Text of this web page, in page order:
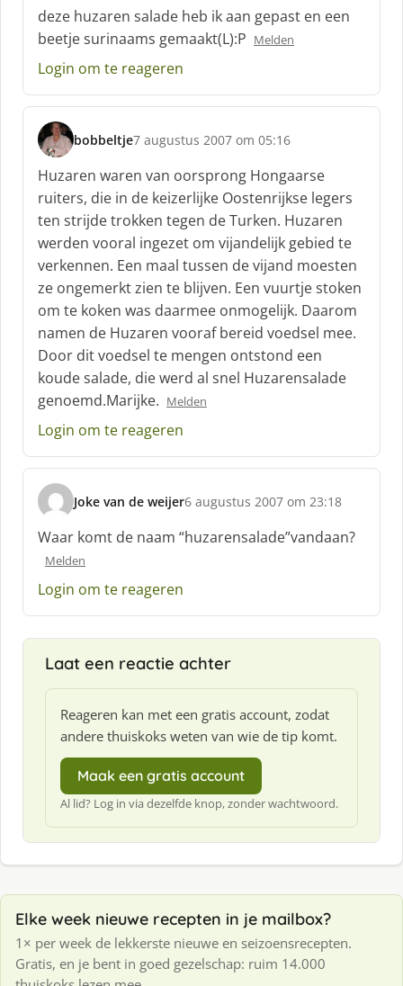
e
f
deze huzaren salade heb ik aan gepast en een
beetje surinaams gemaakt(L):P Melden
Login om te reageren
bobbeltje
s
c
h
r
e
e
f
7 augustus 2007 om 05:16
Huzaren waren van oorsprong Hongaarse
ruiters, die in de keizerlijke Oostenrijkse legers
ten strijde trokken tegen de Turken. Huzaren
werden vooral ingezet om vijandelijk gebied te
verkennen. Een maal tussen de vijand moesten
ze ongemerkt zien te blijven. Een vuurtje stoken
om te koken was daarmee onmogelijk. Daarom
namen de Huzaren vooraf bereid voedsel mee.
Door dit voedsel te mengen ontstond een
koude salade, die werd al snel Huzarensalade
genoemd.Marijke. Melden
Login om te reageren
Joke van de weijer
s
c
h
e
:
6 augustus 2007 om 23:18
Waar komt de naam “huzarensalade”vandaan?
Melden
Login om te reageren
Laat een reactie achter
Reageren kan met een gratis account, zodat
andere thuiskoks weten van wie de tip komt.
Maak een gratis account
Al lid? Log in via dezelfde knop, zonder wachtwoord.
Elke week nieuwe recepten in je mailbox?
1× per week de lekkerste nieuwe en seizoensrecepten.
Gratis, en je bent in goed gezelschap: ruim 14.000